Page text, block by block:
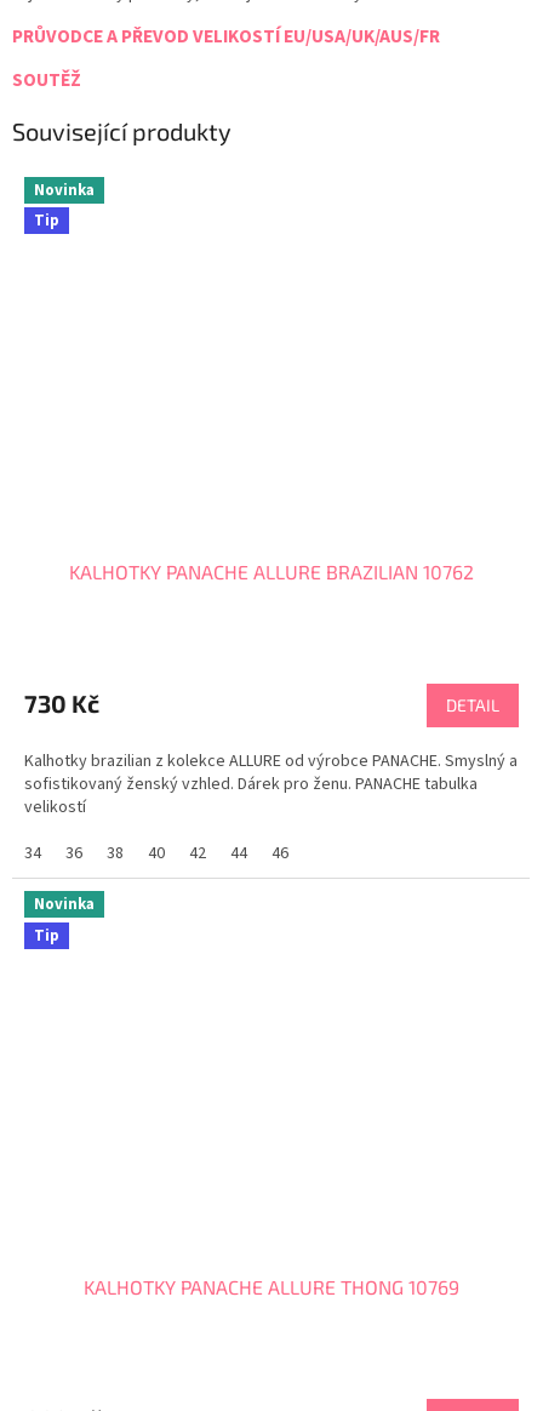
PRŮVODCE A PŘEVOD VELIKOSTÍ EU/USA/UK/AUS/FR
SOUTĚŽ
Související produkty
Novinka
Tip
KALHOTKY PANACHE ALLURE BRAZILIAN 10762
730 Kč DETAIL
Kalhotky brazilian z kolekce ALLURE od výrobce PANACHE. Smyslný a
sofistikovaný ženský vzhled. Dárek pro ženu. PANACHE tabulka
velikostí
34
36 38 40 42 44 46
Novinka
Tip
KALHOTKY PANACHE ALLURE THONG 10769